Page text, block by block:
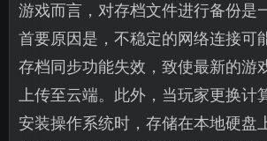
游戏而言，对存档文件进行备份是
首要原因是，不稳定的网络连接可
存档同步功能失效，致使最新的游
上传至云端。此外，当玩家更换计
安装操作系统时，存储在本地硬盘